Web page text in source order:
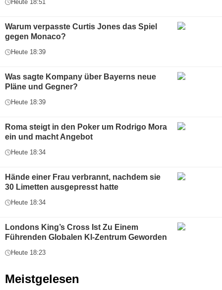
Heute 18:51
Warum verpasste Curtis Jones das Spiel
gegen Monaco?
Heute 18:39
Was sagte Kompany über Bayerns neue
Pläne und Gegner?
Heute 18:39
Roma steigt in den Poker um Rodrigo Mora
ein und macht Angebot
Heute 18:34
Hände einer Frau verbrannt, nachdem sie
30 Limetten ausgepresst hatte
Heute 18:34
Londons King’s Cross Ist Zu Einem
Führenden Globalen KI-Zentrum Geworden
Heute 18:23
Meistgelesen